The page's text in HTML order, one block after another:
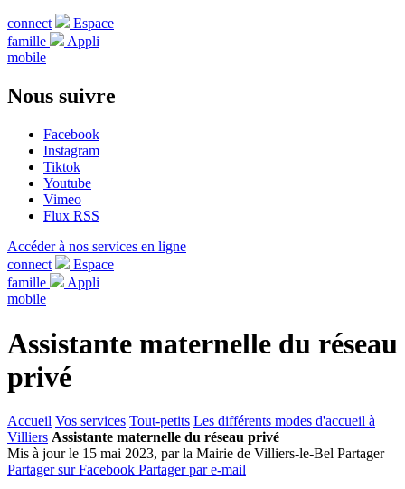
connect
Espace
famille
Appli
mobile
Nous suivre
Facebook
Instagram
Tiktok
Youtube
Vimeo
Flux RSS
Accéder à nos services en ligne
connect
Espace
famille
Appli
mobile
Assistante maternelle du réseau
privé
Accueil Vos services Tout-petits Les différents modes d'accueil à
Villiers Assistante maternelle du réseau privé
Mis à jour le 15 mai 2023, par la Mairie de Villiers-le-Bel Partager
Partager sur Facebook Partager par e-mail